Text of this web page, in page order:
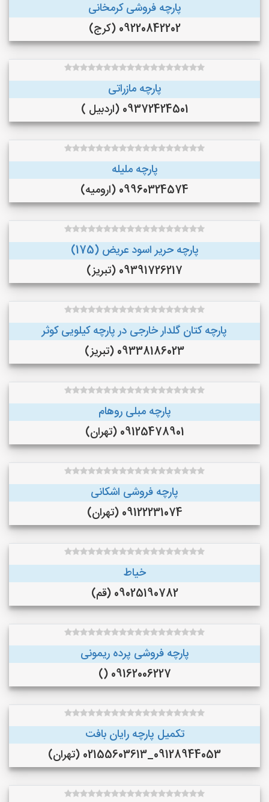
پارچه فروشی کرمخانی
09220842202 (کرج)
پارچه مازراتی
09372424501 (اردبیل )
پارچه ملیله
09960324574 (ارومیه)
پارچه حریر اسود عریض (175)
09391726217 (تبریز)
پارچه کتان گلدار خارجی در پارچه کیلویی کوثر
09338186023 (تبریز)
پارچه مبلی روهام
09125478901 (تهران)
پارچه فروشی اشکانی
09122231074 (تهران)
خیاط
09025190782 (قم)
پارچه فروشی پرده ریمونی
09162006227 ()
تکمیل پارچه رایان بافت
09128944053_02155603613 (تهران)